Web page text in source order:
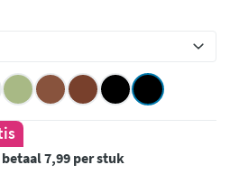
betaal 7,99 per stuk